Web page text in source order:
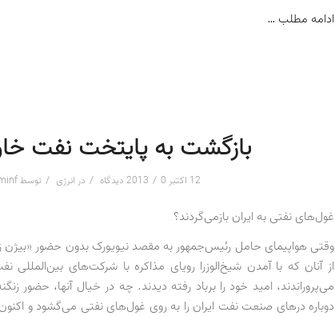
ادامه مطلب …
بازگشت به پایتخت نفت
12 اکتبر 2013 / 0 دیدگاه / در انرژی / توسط
غول‌های نفتی به ایران بازمی‌گردند؟
وقتی هواپیمای حامل رئیس‌جمهور به مقصد نیویورک بدون حضور «بیژن
از آنان‌ که با آمدن شیخ‌الوزرا رویای مذاکره با شرکت‌های بین‌المللی
می‌پروراندند، امید خود را برباد رفته دیدند. چه در خیال آنها، حضور